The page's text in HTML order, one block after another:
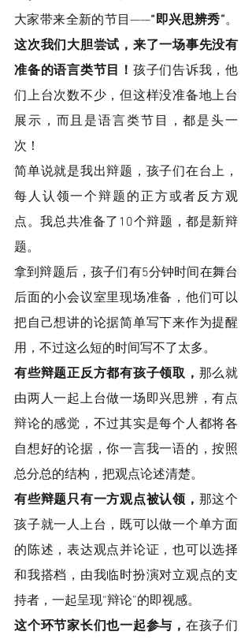
大家带来全新的节目——“即兴思辨秀”。
这次我们大胆尝试，来了一场事先没有
准备的语言类节目！ 孩子们告诉我，他
们上台次数不少，但这样没准备地上台
展示，而且是语言类节目，都是头一
次！
简单说就是我出辩题，孩子们在台上，
每人认领一个辩题的正方或者反方观
点。我总共准备了10个辩题，都是新辩
题。
拿到辩题后，孩子们有5分钟时间在舞台
后面的小会议室里现场准备，他们可以
把自己想讲的论据简单写下来作为提醒
用，不过这么短的时间写不了太多。
有些辩题正反方都有孩子领取， 那么就
由两人一起上台做一场即兴思辨，有点
辩论的感觉，不过其实是每个人都将各
自想好的论据，你一言我一语的，按照
总分总的结构，把观点论述清楚。
有些辩题只有一方观点被认领， 那这个
孩子就一人上台，既可以做一个单方面
的陈述，表达观点并论证，也可以选择
和我搭档，由我临时扮演对立观点的支
持者，一起呈现“辩论”的即视感。
这个环节家长们也一起参与， 在孩子们